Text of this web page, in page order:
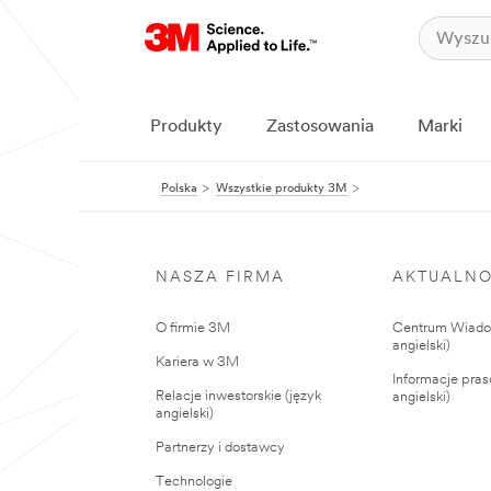
Produkty Zastosowania Marki
Polska Wszystkie produkty 3M
NASZA FIRMA
O firmie 3M
Kariera w 3M
Relacje inwestorskie (język
angielski)
Partnerzy i dostawcy
Technologie
Centrum
angielski)
Informacje
angielski)